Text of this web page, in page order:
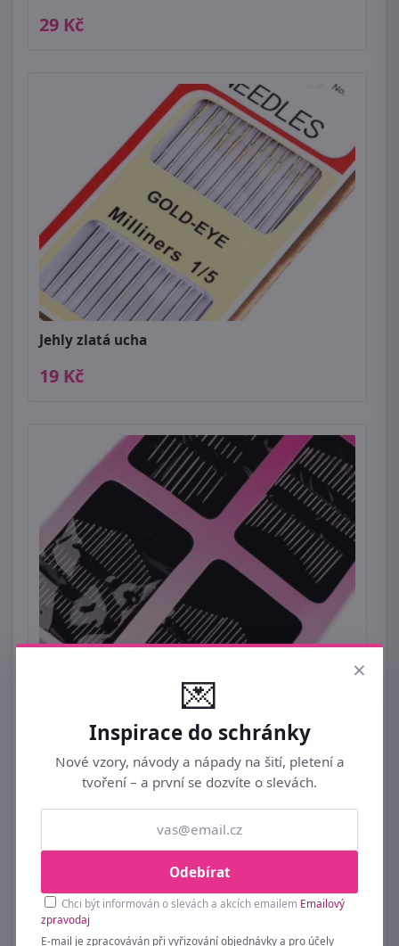
29 Kč
Jehly zlatá ucha
19 Kč
×
💌
Inspirace do schránky
Nové vzory, návody a nápady na šití, pletení a
tvoření – a první se dozvíte o slevách.
Odebírat
Chci být informován o slevách a akcích emailem Emailový
zpravodaj
E-mail je zpracováván při vyřizování objednávky a pro účely